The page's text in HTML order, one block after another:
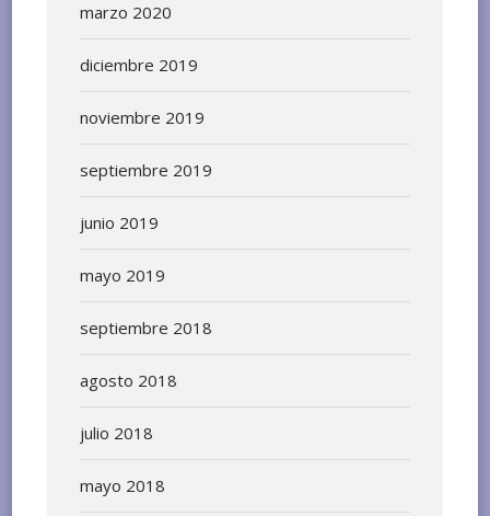
marzo 2020
diciembre 2019
noviembre 2019
septiembre 2019
junio 2019
mayo 2019
septiembre 2018
agosto 2018
julio 2018
mayo 2018